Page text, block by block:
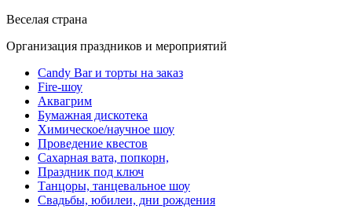
Веселая страна
Организация праздников и мероприятий
Candy Bar и торты на заказ
Fire-шоу
Аквагрим
Бумажная дискотека
Химическое/научное шоу
Проведение квестов
Сахарная вата, попкорн,
Праздник под ключ
Танцоры, танцевальное шоу
Свадьбы, юбилеи, дни рождения